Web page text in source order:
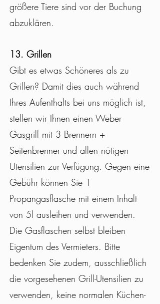
größere Tiere sind vor der Buchung
abzuklären.
13. Grillen
Gibt es etwas Schöneres als zu
Grillen? Damit dies auch während
Ihres Aufenthalts bei uns möglich ist,
stellen wir Ihnen einen Weber
Gasgrill mit 3 Brennern +
Seitenbrenner und allen nötigen
Utensilien zur Verfügung. Gegen eine
Gebühr können Sie 1
Propangasflasche mit einem Inhalt
von 5l ausleihen und verwenden.
Die Gasflaschen selbst bleiben
Eigentum des Vermieters. Bitte
bedenken Sie zudem, ausschließlich
die vorgesehenen Grill-Utensilien zu
verwenden, keine normalen Küchen-